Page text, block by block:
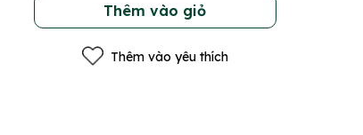
Thêm vào giỏ
Thêm vào yêu thích